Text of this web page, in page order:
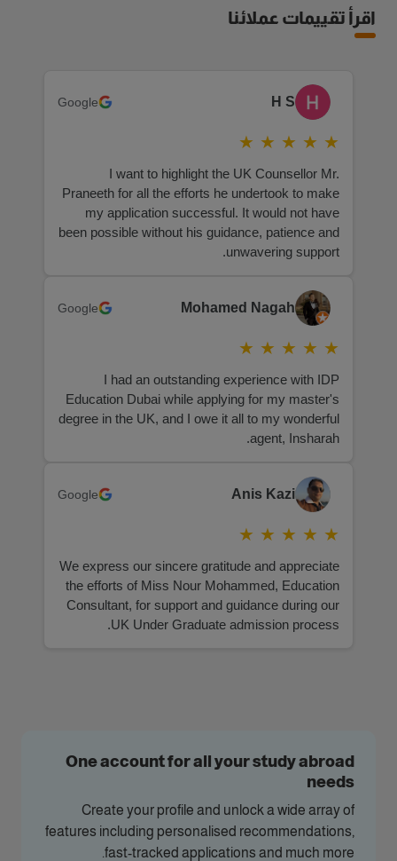
اقرأ تقييمات عملائنا
H S
Google
★
★
★
★
★
I want to highlight the UK Counsellor Mr.
Praneeth for all the efforts he undertook to make
my application successful. It would not have
been possible without his guidance, patience and
unwavering support.
Mohamed Nagah
Google
★
★
★
★
★
I had an outstanding experience with IDP
Education Dubai while applying for my master's
degree in the UK, and I owe it all to my wonderful
agent, Insharah.
Anis Kazi
Google
★
★
★
★
★
We express our sincere gratitude and appreciate
the efforts of Miss Nour Mohammed, Education
Consultant, for support and guidance during our
UK Under Graduate admission process.
One account for all your study abroad
needs
Create your profile and unlock a wide array of
features including personalised recommendations,
fast-tracked applications and much more.